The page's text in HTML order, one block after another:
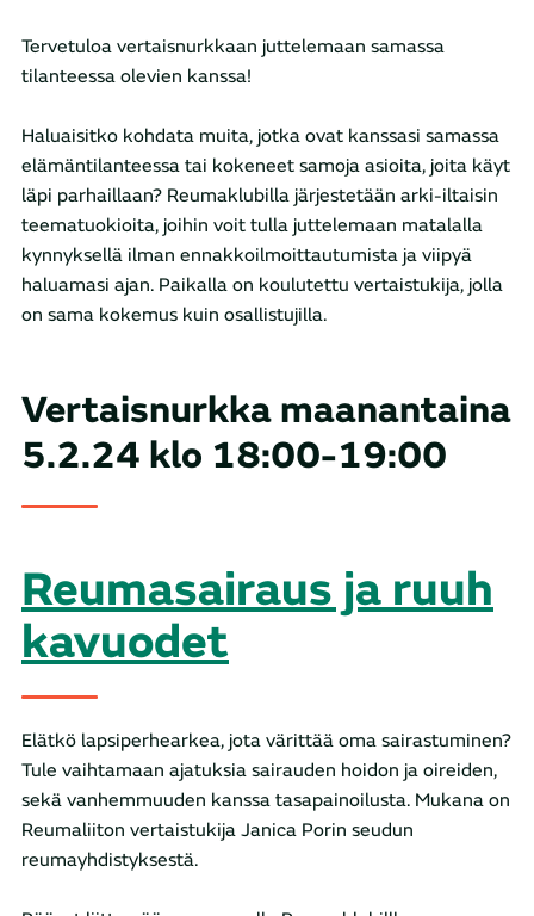
Tervetuloa vertaisnurkkaan juttelemaan samassa
tilanteessa olevien kanssa!
Haluaisitko kohdata muita, jotka ovat kanssasi samassa
elämäntilanteessa tai kokeneet samoja asioita, joita käyt
läpi parhaillaan? Reumaklubilla järjestetään arki-iltaisin
teematuokioita, joihin voit tulla juttelemaan matalalla
kynnyksellä ilman ennakkoilmoittautumista ja viipyä
haluamasi ajan. Paikalla on koulutettu vertaistukija, jolla
on sama kokemus kuin osallistujilla.
Vertaisnurkka maanantaina
5.2.24 klo 18:00-19:00
Reumasairaus ja ruuh
kavuodet
Elätkö lapsiperhearkea, jota värittää oma sairastuminen?
Tule vaihtamaan ajatuksia sairauden hoidon ja oireiden,
sekä vanhemmuuden kanssa tasapainoilusta. Mukana on
Reumaliiton vertaistukija Janica Porin seudun
reumayhdistyksestä.